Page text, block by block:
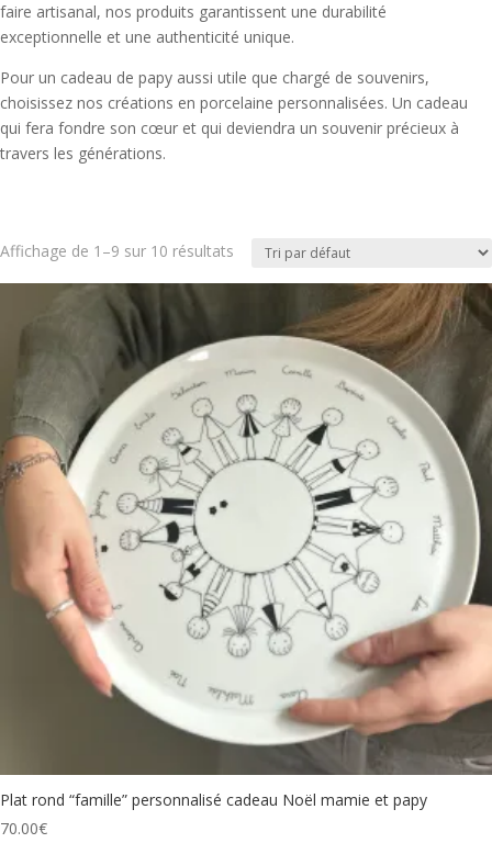
faire artisanal, nos produits garantissent une durabilité
exceptionnelle et une authenticité unique.
Pour un cadeau de papy aussi utile que chargé de souvenirs,
choisissez nos créations en porcelaine personnalisées. Un cadeau
qui fera fondre son cœur et qui deviendra un souvenir précieux à
travers les générations.
Affichage de 1–9 sur 10 résultats
Plat rond “famille” personnalisé cadeau Noël mamie et papy
70.00€